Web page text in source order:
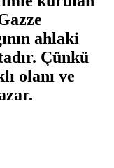
ahlaki
Çünkü
olanı ve